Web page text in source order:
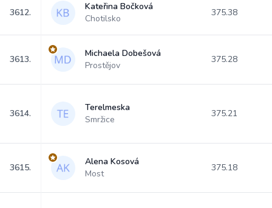
3612.
Kateřina Bočková
Chotilsko
375.38
3613.
Michaela Dobešová
Prostějov
375.28
3614.
Terelmeska
Smržice
375.21
3615.
Alena Kosová
Most
375.18